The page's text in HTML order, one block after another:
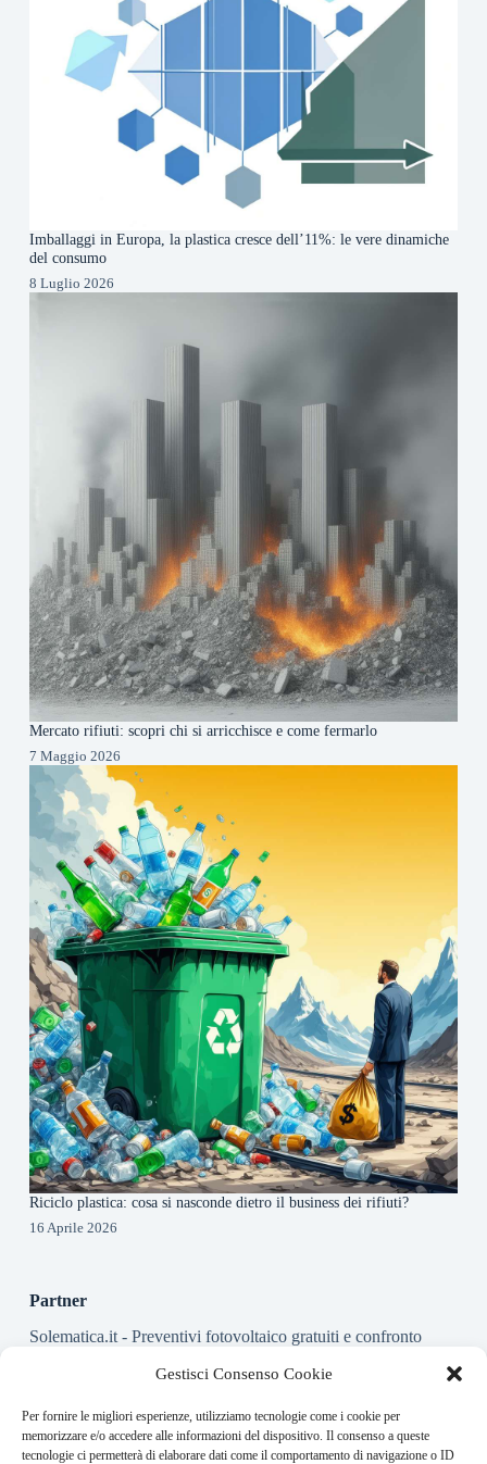
Gestisci Consenso Cookie
Per fornire le migliori esperienze, utilizziamo tecnologie come i cookie per
memorizzare e/o accedere alle informazioni del dispositivo. Il consenso a queste
tecnologie ci permetterà di elaborare dati come il comportamento di navigazione o ID
Imballaggi in Europa, la plastica cresce dell’11%: le vere dinamiche
del consumo
8 Luglio 2026
Mercato rifiuti: scopri chi si arricchisce e come fermarlo
7 Maggio 2026
Riciclo plastica: cosa si nasconde dietro il business dei rifiuti?
16 Aprile 2026
Partner
Solematica.it- Preventivi fotovoltaico gratuiti e confronto
About this website